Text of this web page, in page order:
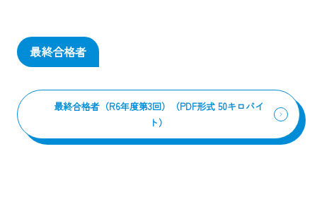
最終合格者
最終合格者（R6年度第3回）（PDF形式 50キロバイ
ト）